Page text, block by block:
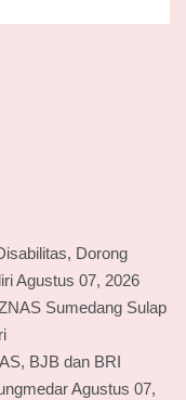
Dorong
Agustus 07, 2026
Sumedang Sulap
BJB dan BRI
Agustus 07,